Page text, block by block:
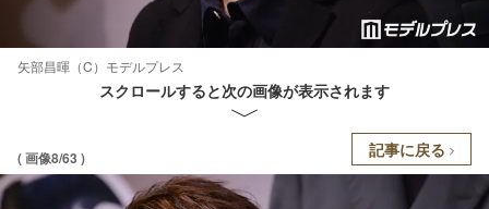
矢部昌暉（C）モデルプレス
スクロールすると次の画像が表示されます
( 画像8/63 ) 記事に戻る